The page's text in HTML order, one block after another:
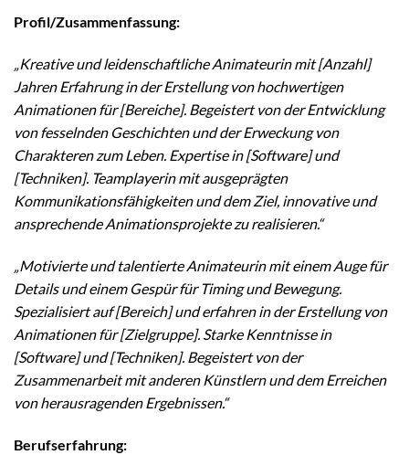
Profil/Zusammenfassung:
„Kreative und leidenschaftliche Animateurin mit [Anzahl]
Jahren Erfahrung in der Erstellung von hochwertigen
Animationen für [Bereiche]. Begeistert von der Entwicklung
von fesselnden Geschichten und der Erweckung von
Charakteren zum Leben. Expertise in [Software] und
[Techniken]. Teamplayerin mit ausgeprägten
Kommunikationsfähigkeiten und dem Ziel, innovative und
ansprechende Animationsprojekte zu realisieren.“
„Motivierte und talentierte Animateurin mit einem Auge für
Details und einem Gespür für Timing und Bewegung.
Spezialisiert auf [Bereich] und erfahren in der Erstellung von
Animationen für [Zielgruppe]. Starke Kenntnisse in
[Software] und [Techniken]. Begeistert von der
Zusammenarbeit mit anderen Künstlern und dem Erreichen
von herausragenden Ergebnissen.“
Berufserfahrung: